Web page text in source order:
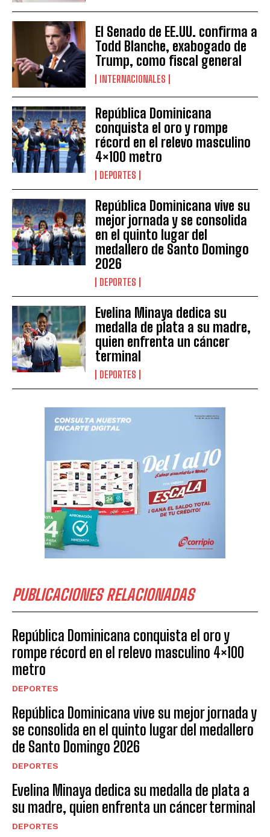
El Senado de EE.UU. confirma a
Todd Blanche, exabogado de
Trump, como fiscal general
INTERNACIONALES
República Dominicana
conquista el oro y rompe
récord en el relevo masculino
4×100 metro
DEPORTES
República Dominicana vive su
mejor jornada y se consolida
en el quinto lugar del
medallero de Santo Domingo
2026
DEPORTES
Evelina Minaya dedica su
medalla de plata a su madre,
quien enfrenta un cáncer
terminal
DEPORTES
PUBLICACIONES RELACIONADAS
República Dominicana conquista el oro y
rompe récord en el relevo masculino 4×100
metro
DEPORTES
República Dominicana vive su mejor jornada y
se consolida en el quinto lugar del medallero
de Santo Domingo 2026
DEPORTES
Evelina Minaya dedica su medalla de plata a
su madre, quien enfrenta un cáncer terminal
DEPORTES